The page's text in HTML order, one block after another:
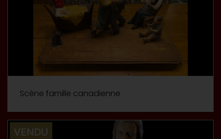
Scène famille canadienne
VENDU